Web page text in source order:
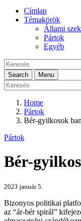
Címlap
Témakörök
Állami
Pártok
Egyéb
Search
Menu
Home
Pártok
Bér-gyilkosok
Pártok
Bér-
2023 január 5.
Bizonyos politikai
az “ár-bér spirál”